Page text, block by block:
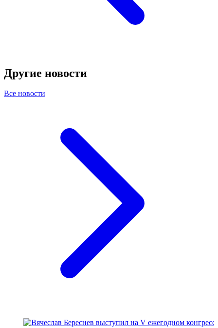
Другие новости
Все новости